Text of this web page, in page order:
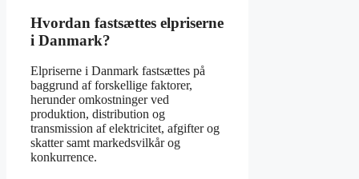
Hvordan fastsættes elpriserne
i Danmark?
Elpriserne i Danmark fastsættes på
baggrund af forskellige faktorer,
herunder omkostninger ved
produktion, distribution og
transmission af elektricitet, afgifter og
skatter samt markedsvilkår og
konkurrence.